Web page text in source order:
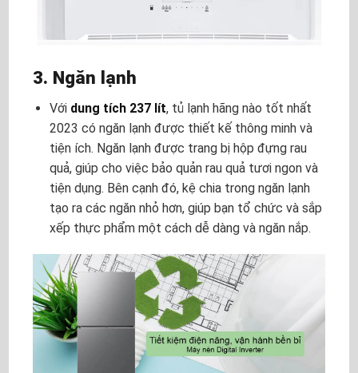
3. Ngăn lạnh
Với dung tích 237 lít, tủ lạnh hãng nào tốt nhất
2023 có ngăn lạnh được thiết kế thông minh và
tiện ích. Ngăn lạnh được trang bị hộp đựng rau
quả, giúp cho việc bảo quản rau quả tươi ngon và
tiện dụng. Bên cạnh đó, kệ chia trong ngăn lạnh
tạo ra các ngăn nhỏ hơn, giúp bạn tổ chức và sắp
xếp thực phẩm một cách dễ dàng và ngăn nắp.